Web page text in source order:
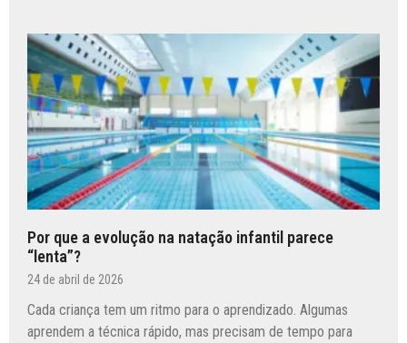
Por que a evolução na natação infantil parece
“lenta”?
24 de abril de 2026
Cada criança tem um ritmo para o aprendizado. Algumas
aprendem a técnica rápido, mas precisam de tempo para